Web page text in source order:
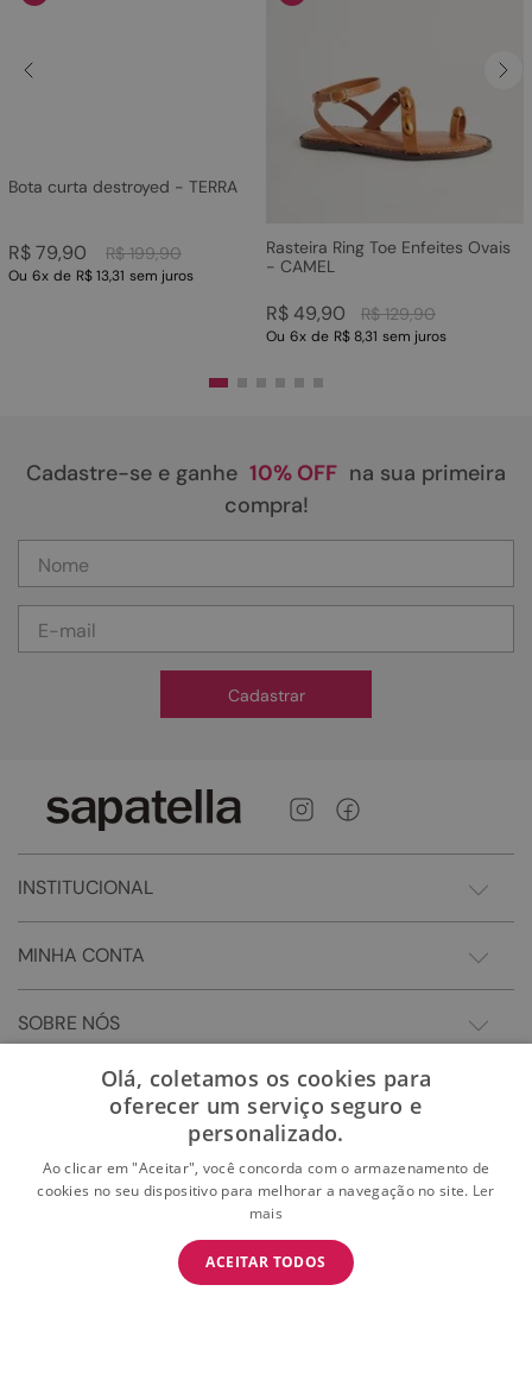
BAIXE O APP
E garanta 15% OFF na primeira compra
Bota curta destroyed - TERRA
R$ 199,90
R$79,90
Ou 6x de R$ 13,31 sem juros
Rasteira Ring Toe Enfeites Ovais
- CAMEL
R$ 129,90
R$49,90
Ou 6x de R$ 8,31 sem juros
Cadastre-se e ganhe 10% OFF na sua primeira
compra!
Cadastrar
INSTITUCIONAL
MINHA CONTA
SOBRE NÓS
Olá, coletamos os cookies para
oferecer um serviço seguro e
personalizado.
Ao clicar em "Aceitar", você concorda com o armazenamento de
cookies no seu dispositivo para melhorar a navegação no site. Ler
mais
ACEITAR TODOS